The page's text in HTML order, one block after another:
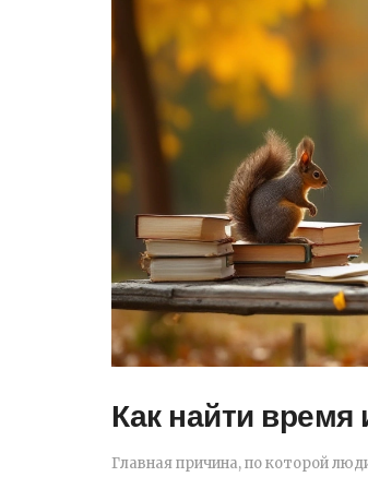
Как найти
Главная причина, по которой